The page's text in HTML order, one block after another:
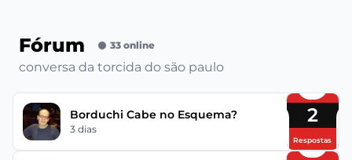
Fórum 33 online
conversa da torcida do são paulo
Borduchi Cabe no Esquema?
3 dias
2
Respostas